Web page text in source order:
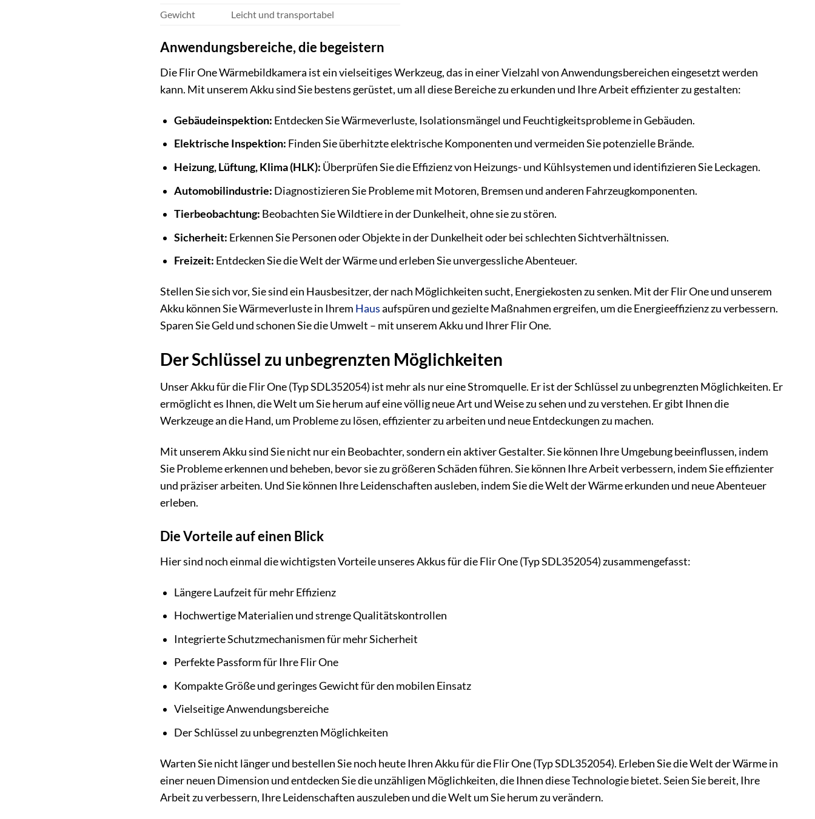
Gewicht
Leicht und transportabel
Anwendungsbereiche, die begeistern
Die Flir One Wärmebildkamera ist ein vielseitiges Werkzeug, das in einer Vielzahl von Anwendungsbereichen eingesetzt werden
kann. Mit unserem Akku sind Sie bestens gerüstet, um all diese Bereiche zu erkunden und Ihre Arbeit effizienter zu gestalten:
Gebäudeinspektion: Entdecken Sie Wärmeverluste, Isolationsmängel und Feuchtigkeitsprobleme in Gebäuden.
Elektrische Inspektion: Finden Sie überhitzte elektrische Komponenten und vermeiden Sie potenzielle Brände.
Heizung, Lüftung, Klima (HLK): Überprüfen Sie die Effizienz von Heizungs- und Kühlsystemen und identifizieren Sie Leckagen.
Automobilindustrie: Diagnostizieren Sie Probleme mit Motoren, Bremsen und anderen Fahrzeugkomponenten.
Tierbeobachtung: Beobachten Sie Wildtiere in der Dunkelheit, ohne sie zu stören.
Sicherheit: Erkennen Sie Personen oder Objekte in der Dunkelheit oder bei schlechten Sichtverhältnissen.
Freizeit: Entdecken Sie die Welt der Wärme und erleben Sie unvergessliche Abenteuer.
Stellen Sie sich vor, Sie sind ein Hausbesitzer, der nach Möglichkeiten sucht, Energiekosten zu senken. Mit der Flir One und unserem
Akku können Sie Wärmeverluste in Ihrem Hausaufspüren und gezielte Maßnahmen ergreifen, um die Energieeffizienz zu verbessern.
Sparen Sie Geld und schonen Sie die Umwelt – mit unserem Akku und Ihrer Flir One.
Der Schlüssel zu unbegrenzten Möglichkeiten
Unser Akku für die Flir One (Typ SDL352054) ist mehr als nur eine Stromquelle. Er ist der Schlüssel zu unbegrenzten Möglichkeiten. Er
ermöglicht es Ihnen, die Welt um Sie herum auf eine völlig neue Art und Weise zu sehen und zu verstehen. Er gibt Ihnen die
Werkzeuge an die Hand, um Probleme zu lösen, effizienter zu arbeiten und neue Entdeckungen zu machen.
Mit unserem Akku sind Sie nicht nur ein Beobachter, sondern ein aktiver Gestalter. Sie können Ihre Umgebung beeinflussen, indem
Sie Probleme erkennen und beheben, bevor sie zu größeren Schäden führen. Sie können Ihre Arbeit verbessern, indem Sie effizienter
und präziser arbeiten. Und Sie können Ihre Leidenschaften ausleben, indem Sie die Welt der Wärme erkunden und neue Abenteuer
erleben.
Die Vorteile auf einen Blick
Hier sind noch einmal die wichtigsten Vorteile unseres Akkus für die Flir One (Typ SDL352054) zusammengefasst:
Längere Laufzeit für mehr Effizienz
Hochwertige Materialien und strenge Qualitätskontrollen
Integrierte Schutzmechanismen für mehr Sicherheit
Perfekte Passform für Ihre Flir One
Kompakte Größe und geringes Gewicht für den mobilen Einsatz
Vielseitige Anwendungsbereiche
Der Schlüssel zu unbegrenzten Möglichkeiten
Warten Sie nicht länger und bestellen Sie noch heute Ihren Akku für die Flir One (Typ SDL352054). Erleben Sie die Welt der Wärme in
einer neuen Dimension und entdecken Sie die unzähligen Möglichkeiten, die Ihnen diese Technologie bietet. Seien Sie bereit, Ihre
Arbeit zu verbessern, Ihre Leidenschaften auszuleben und die Welt um Sie herum zu verändern.